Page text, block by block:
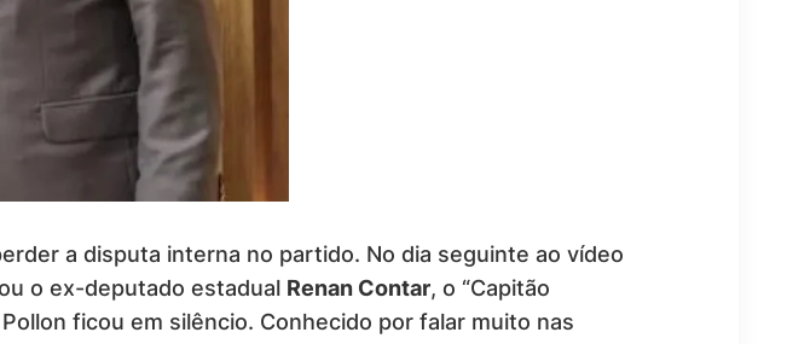
a disputa interna no partido. No dia seguinte ao vídeo
o ex-deputado estadual Renan Contar, o “Capitão
ficou em silêncio. Conhecido por falar muito nas